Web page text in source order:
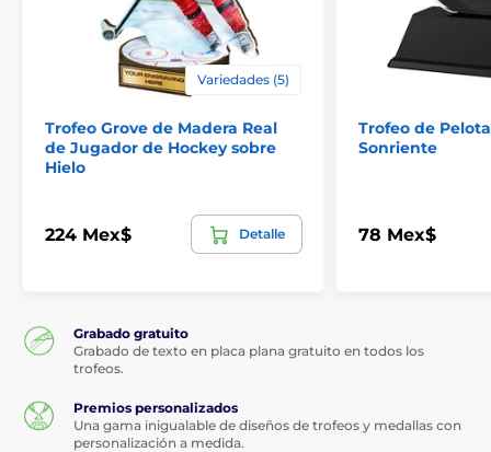
Variedades (5)
Trofeo Grove de Madera Real
de Jugador de Hockey sobre
Hielo
224 Mex$ Detalle
Trofeo de
Sonriente
78 Mex$
Grabado gratuito
Grabado de texto en placa plana gratuito en todos los
trofeos.
Premios personalizados
Una gama inigualable de diseños de trofeos y medallas con
personalización a medida.